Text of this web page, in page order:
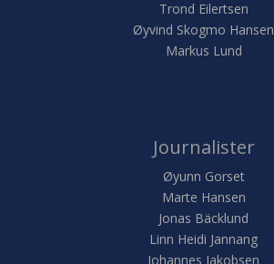
Trond Eilertsen
Øyvind Skogmo Hansen
Markus Lund
Journalister
Øyunn Gorset
Marte Hansen
Jonas Bäcklund
Linn Heidi Jannang
Johannes Jakobsen